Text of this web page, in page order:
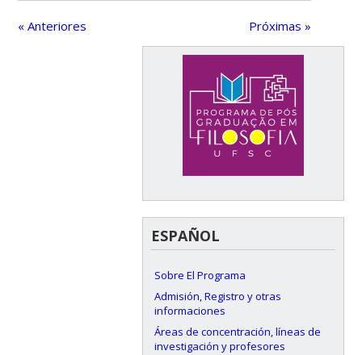
« Anteriores Próximas »
ESPAÑOL
Sobre El Programa
Admisión, Registro y otras
informaciones
Áreas de concentración, líneas de
investigación y profesores